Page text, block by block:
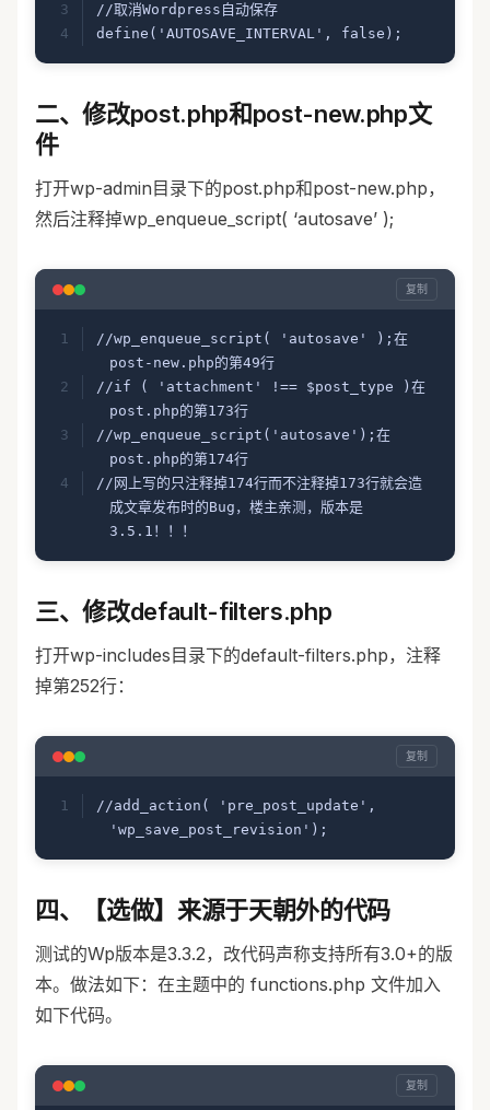
//取消Wordpress自动保存
define('AUTOSAVE_INTERVAL', false);
二、修改post.php和post-new.php文
件
打开wp-admin目录下的post.php和post-new.php，
然后注释掉wp_enqueue_script( ‘autosave’ );
复制
//wp_enqueue_script( 'autosave' );在
post-new.php的第49行
//if ( 'attachment' !== $post_type )在
post.php的第173行
//wp_enqueue_script('autosave');在
post.php的第174行
//网上写的只注释掉174行而不注释掉173行就会造
成文章发布时的Bug，楼主亲测，版本是
3.5.1！！！
三、修改default-filters.php
打开wp-includes目录下的default-filters.php，注释
掉第252行：
复制
//add_action( 'pre_post_update',
'wp_save_post_revision');
四、【选做】来源于天朝外的代码
测试的Wp版本是3.3.2，改代码声称支持所有3.0+的版
本。做法如下：在主题中的 functions.php 文件加入
如下代码。
复制